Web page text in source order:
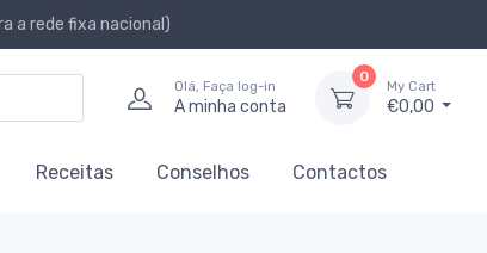
a rede fixa nacional)
Olá, Faça log-in
A minha conta
0
My Cart
€0,00
Receitas Conselhos Contactos